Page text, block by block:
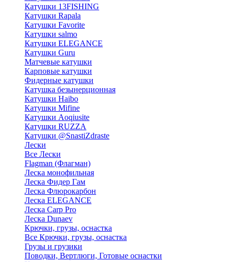
Катушки 13FISHING
Катушки Rapala
Катушки Favorite
Катушки salmo
Катушки ELEGANCE
Катушки Guru
Матчевые катушки
Карповые катушки
Фидерные катушки
Катушка безынерционная
Катушки Haibo
Катушки Mifine
Катушки Aoqiusite
Катушки RUZZA
Катушки @SnastiZdraste
Лески
Все Лески
Flagman (Флагман)
Леска монофильная
Леска Фидер Гам
Леска Флюрокарбон
Леска ELEGANCE
Леска Carp Pro
Леска Dunaev
Крючки, грузы, оснастка
Все Крючки, грузы, оснастка
Грузы и грузики
Поводки, Вертлюги, Готовые оснастки